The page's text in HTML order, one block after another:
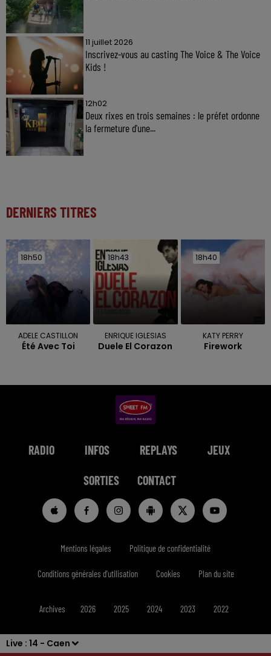
Live : 14 - Caen
11 juillet 2026
Inscrivez-vous au casting The Voice & The Voice
Kids !
12h02
Deux rixes en trois semaines : le préfet ordonne
la fermeture d'une...
DERNIERS TITRES
18h50
18h50
ADELE CASTILLON
Été Avec Toi
18h43
18h43
ENRIQUE IGLESIAS
Duele El Corazon
18h40
18h40
KATY PERRY
Firework
RADIO INFOS REPLAYS JEUX
SORTIES CONTACT
Mentions légales Politique de confidentialité
Conditions générales d'utilisation Cookies Plan du site
Archives 2026 2025 2024 2023 2022